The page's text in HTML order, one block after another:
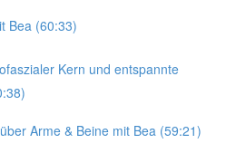
Bea (60:33)
Kern und entspannte
Arme & Beine mit Bea (59:21)